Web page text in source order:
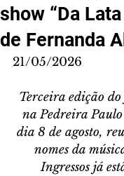
show “Da
de Fernanda
21/05/2026
Terceira edição
na Pedreira
dia 8 de agosto,
nomes da
Ingressos já